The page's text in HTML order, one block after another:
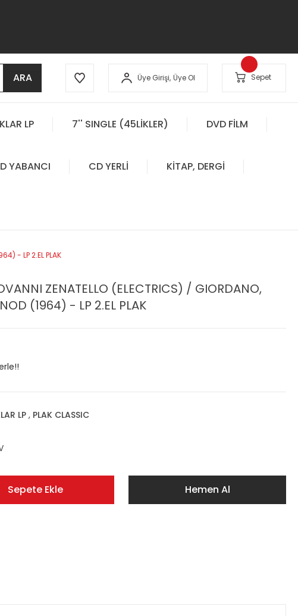
ARA Üye Girişi, Üye Ol Sepet
LP 7'' SINGLE (45LİKLER) DVD FİLM
YABANCI CD YERLİ KİTAP, DERGİ
- LP 2.EL PLAK
ZENATELLO (ELECTRICS) / GIORDANO,
(1964) - LP 2.EL PLAK
LP , PLAK CLASSIC
Sepete Ekle Hemen Al